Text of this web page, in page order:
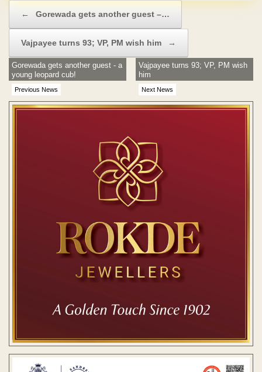
← Gorewada gets another guest –…
Vajpayee turns 93; VP, PM wish him →
Previous News
Gorewada gets another guest - a
young leopard cub!
Next News
Vajpayee turns 93; VP, PM wish
him